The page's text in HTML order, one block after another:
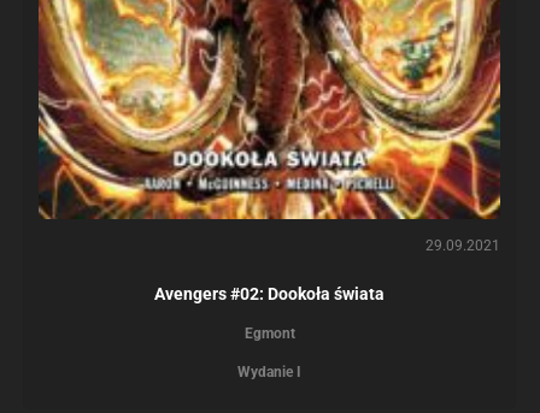
29.09.2021
Avengers #02: Dookoła świata
Egmont
Wydanie I